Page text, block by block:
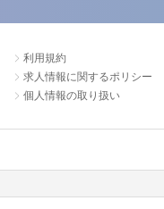
利用規約
求人情報に関するポリシー
個人情報の取り扱い